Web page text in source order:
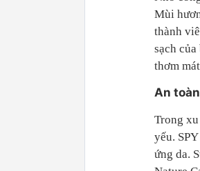
Mùi
thành
sạch
thơm
An
Trong
yếu.
ứng da.